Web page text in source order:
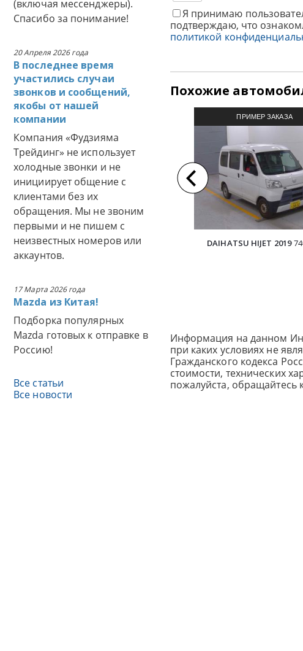
(включая мессенджеры).
Спасибо за понимание!
20 Апреля 2026 года
В последнее время
участились случаи
звонков и сообщений,
якобы от нашей
компании
Компания «Фудзияма
Трейдинг» не использует
холодные звонки и не
инициирует общение с
клиентами без их
обращения. Мы не звоним
первыми и не пишем с
неизвестных номеров или
аккаунтов.
17 Марта 2026 года
Mazda из Китая!
Подборка популярных
Mazda готовых к отправке в
Россию!
Все статьи
Все новости
Я принимаю
подтверждаю, что
политикой
Похожие
ПРИМЕР ЗАКАЗА
DAIHATSU HIJET 2019
Информация на данном
при каких условиях не
Гражданского кодекса
стоимости, технических
пожалуйста,